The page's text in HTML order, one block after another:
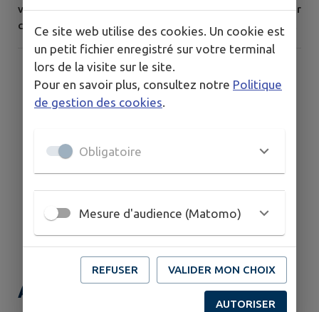
vacances scolaires, des actes d'incivilité sont commis par
certains jeunes sur notre commune. Cette situation est
inacceptable et nous ne pouvons la tolérer. Des
dégradations ont été constatées aussi bien sur des
propriétés privées que sur des biens communaux. La
semaine dernière, le city stade en a fait les frais : un
début d'incendie a...
ADMR du Pays de Dol /
Ce site web utilise des cookies. Un cookie est
un petit fichier enregistré sur votre terminal
lors de la visite sur le site.
Pour en savoir plus, consultez notre Politique
de gestion des cookies.
Obligatoire
Mesure d'audience (Matomo)
REFUSER VALIDER MON CHOIX
AUTORISER